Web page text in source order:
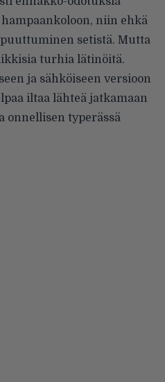
niin ehkä
setistä. Mutta
turhia lätinöitä.
ja sähköiseen versioon
iltaa lähteä jatkamaan
onnellisen typerässä